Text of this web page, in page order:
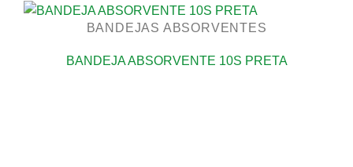
BANDEJAS ABSORVENTES
BANDEJA ABSORVENTE 10S PRETA